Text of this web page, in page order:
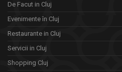
De Facut in Cluj
Evenimente în Cluj
Restaurante in Cluj
Servicii in Cluj
Shopping Cluj